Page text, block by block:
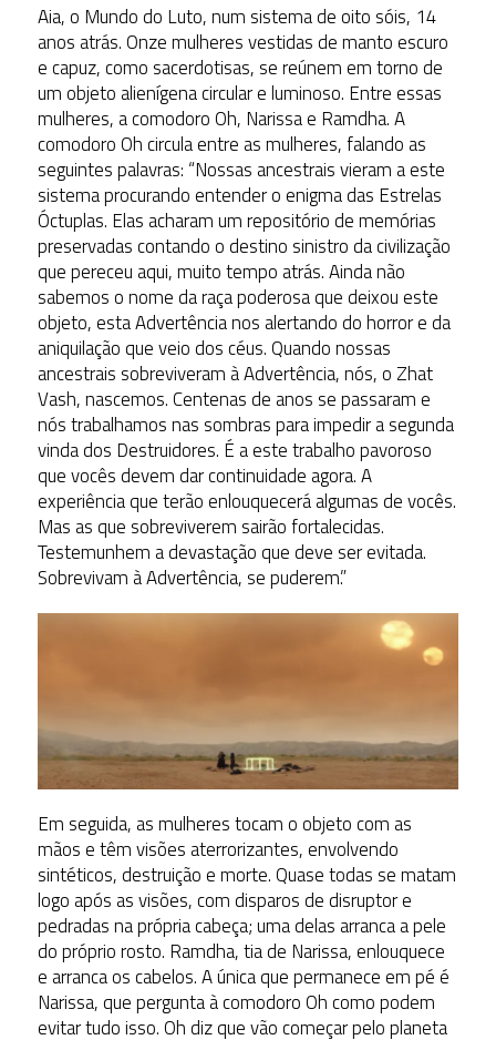
Aia, o Mundo do Luto, num sistema de oito sóis, 14
anos atrás. Onze mulheres vestidas de manto escuro
e capuz, como sacerdotisas, se reúnem em torno de
um objeto alienígena circular e luminoso. Entre essas
mulheres, a comodoro Oh, Narissa e Ramdha. A
comodoro Oh circula entre as mulheres, falando as
seguintes palavras: “Nossas ancestrais vieram a este
sistema procurando entender o enigma das Estrelas
Óctuplas. Elas acharam um repositório de memórias
preservadas contando o destino sinistro da civilização
que pereceu aqui, muito tempo atrás. Ainda não
sabemos o nome da raça poderosa que deixou este
objeto, esta Advertência nos alertando do horror e da
aniquilação que veio dos céus. Quando nossas
ancestrais sobreviveram à Advertência, nós, o Zhat
Vash, nascemos. Centenas de anos se passaram e
nós trabalhamos nas sombras para impedir a segunda
vinda dos Destruidores. É a este trabalho pavoroso
que vocês devem dar continuidade agora. A
experiência que terão enlouquecerá algumas de vocês.
Mas as que sobreviverem sairão fortalecidas.
Testemunhem a devastação que deve ser evitada.
Sobrevivam à Advertência, se puderem.”
Em seguida, as mulheres tocam o objeto com as
mãos e têm visões aterrorizantes, envolvendo
sintéticos, destruição e morte. Quase todas se matam
logo após as visões, com disparos de disruptor e
pedradas na própria cabeça; uma delas arranca a pele
do próprio rosto. Ramdha, tia de Narissa, enlouquece
e arranca os cabelos. A única que permanece em pé é
Narissa, que pergunta à comodoro Oh como podem
evitar tudo isso. Oh diz que vão começar pelo planeta